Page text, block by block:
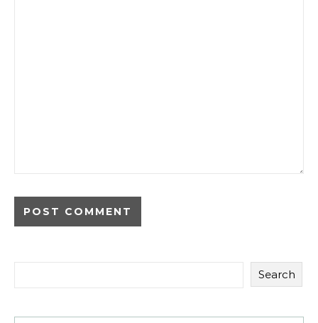
Search